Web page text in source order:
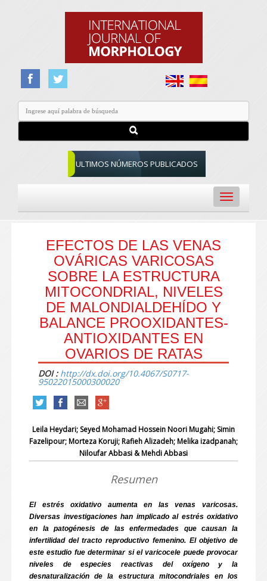
ULTIMOS NÚMEROS PUBLICADOS
Toggle
navigation
EFECTOS DE LAS VENAS
OVÁRICAS VARICOSAS
SOBRE LA ESTRUCTURA
MITOCONDRIAL, NIVELES
DE MALONDIALDEHÍDO Y
BALANCE PROOXIDANTES-
ANTIOXIDANTES EN
OVARIOS DE RATAS
DOI : http://dx.doi.org/10.4067/S0717-
95022015000300020
Leila Heydari; Seyed Mohamad Hossein Noori Mugahi; Simin
Fazelipour; Morteza Koruji; Rafieh Alizadeh; Melika izadpanah;
Niloufar Abbasi & Mehdi Abbasi
Resumen
El estrés oxidativo aumenta en las venas varicosas.
Diversas investigaciones han implicado al estrés oxidativo
en la patogénesis de las enfermedades que causan la
infertilidad del tracto reproductivo femenino. El objetivo de
este estudio fue determinar si el varicocele puede provocar
niveles de especies reactivas del oxígeno y la
desnaturalización de la estructura mitocondriales en los